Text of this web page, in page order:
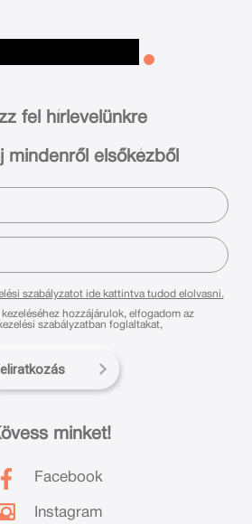
minket!
Facebook
Instagram
fel hírlevelünkre
mindenről elsőkézből
szabályzatot ide kattintva tudod elolvasni.
hozzájárulok, elfogadom az
adatvédelmi és adatkezelési szabályzatban foglaltakat,